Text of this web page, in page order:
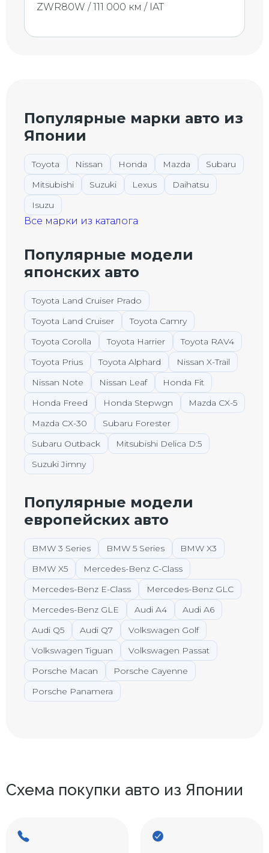
ZWR80W / 111 000 км / IAT
Популярные марки авто из
Японии
Toyota Nissan Honda Mazda
Subaru
Mitsubishi
Suzuki Lexus
Daihatsu
Isuzu
Все марки из каталога
Популярные модели
японских авто
Toyota Land Cruiser Prado
Toyota Land Cruiser
Toyota Camry
Toyota Corolla
Toyota Harrier
Toyota RAV4
Toyota Prius
Toyota Alphard
Nissan X-Trail
Nissan Note
Nissan Leaf
Honda Fit
Honda Freed
Honda Stepwgn
Mazda CX-5
Mazda CX-30
Subaru Forester
Subaru Outback
Mitsubishi Delica D:5
Suzuki Jimny
Популярные модели
европейских авто
BMW 3 Series BMW 5 Series
BMW X3
BMW X5
Mercedes-Benz C-Class
Mercedes-Benz E-Class
Mercedes-Benz GLC
Mercedes-Benz GLE
Audi A4
Audi A6
Audi Q5
Audi Q7
Volkswagen Golf
Volkswagen Tiguan
Volkswagen Passat
Porsche Macan
Porsche Cayenne
Porsche Panamera
Схема покупки авто из Японии